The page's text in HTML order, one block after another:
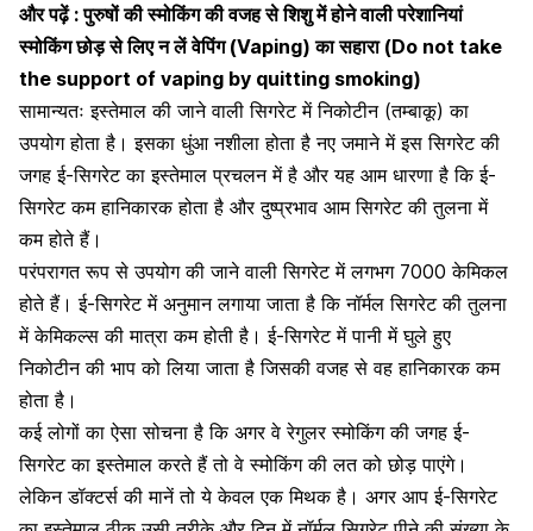
और पढ़ें :पुरुषों की स्मोकिंग की वजह से शिशु में होने वाली परेशानियां
स्मोकिंग छोड़ से लिए न लें वेपिंग (Vaping) का सहारा (Do not take
the support of vaping by quitting smoking)
सामान्यतः इस्तेमाल की जाने वाली सिगरेट मेंनिकोटीन(तम्बाकू) का
उपयोग होता है। इसका धुंआ नशीला होता है नए जमाने में इस सिगरेट की
जगहई-सिगरेट का इस्तेमाल प्रचलन में है और यह आम धारणा है कि ई-
सिगरेट कम हानिकारक होता है और दुष्प्रभाव आम सिगरेट की तुलना में
कम होते हैं।
परंपरागत रूप से उपयोग की जाने वाली सिगरेट में लगभग 7000 केमिकल
होते हैं। ई-सिगरेट में अनुमान लगाया जाता है कि नॉर्मल सिगरेट की तुलना
में केमिकल्स की मात्रा कम होती है। ई-सिगरेट में पानी में घुले हुए
निकोटीन की भाप को लिया जाता है जिसकी वजह से वह हानिकारक कम
होता है।
कई लोगों का ऐसा सोचना है कि अगर वे रेगुलर स्मोकिंग की जगह ई-
सिगरेट का इस्तेमाल करते हैं तो वेस्मोकिंग की लत को छोड़ पाएंगे।
लेकिन डॉक्टर्स की मानें तो ये केवल एक मिथक है। अगर आप ई-सिगरेट